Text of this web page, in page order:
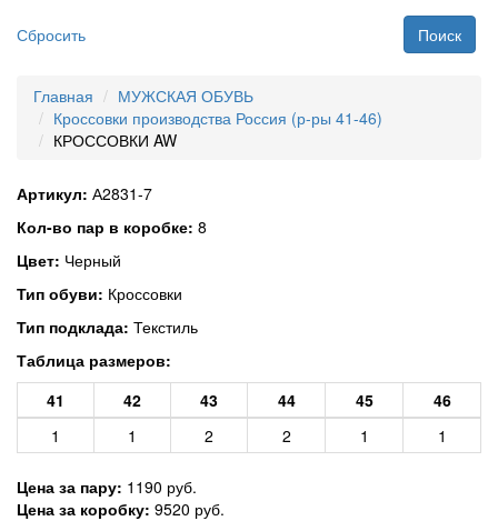
Сбросить Поиск
Главная
МУЖСКАЯ ОБУВЬ
Кроссовки производства Россия (р-ры 41-46)
КРОССОВКИ AW
Артикул: А2831-7
Кол-во пар в коробке: 8
Цвет: Черный
Тип обуви: Кроссовки
Тип подклада: Текстиль
Таблица размеров:
41
42 43 44 45
46
1
1 2 2 1 1
Цена за пару: 1190 руб.
Цена за коробку: 9520 руб.